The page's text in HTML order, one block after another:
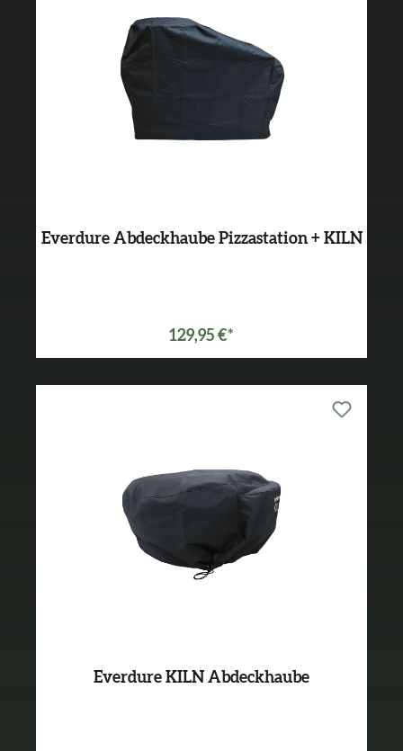
Everdure Abdeckhaube Pizzastation + KILN
129,95 €*
Everdure KILN Abdeckhaube